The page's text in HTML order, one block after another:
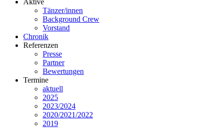
Aktive
Tänzer/innen
Background Crew
Vorstand
Chronik
Referenzen
Presse
Partner
Bewertungen
Termine
aktuell
2025
2023/2024
2020/2021/2022
2019